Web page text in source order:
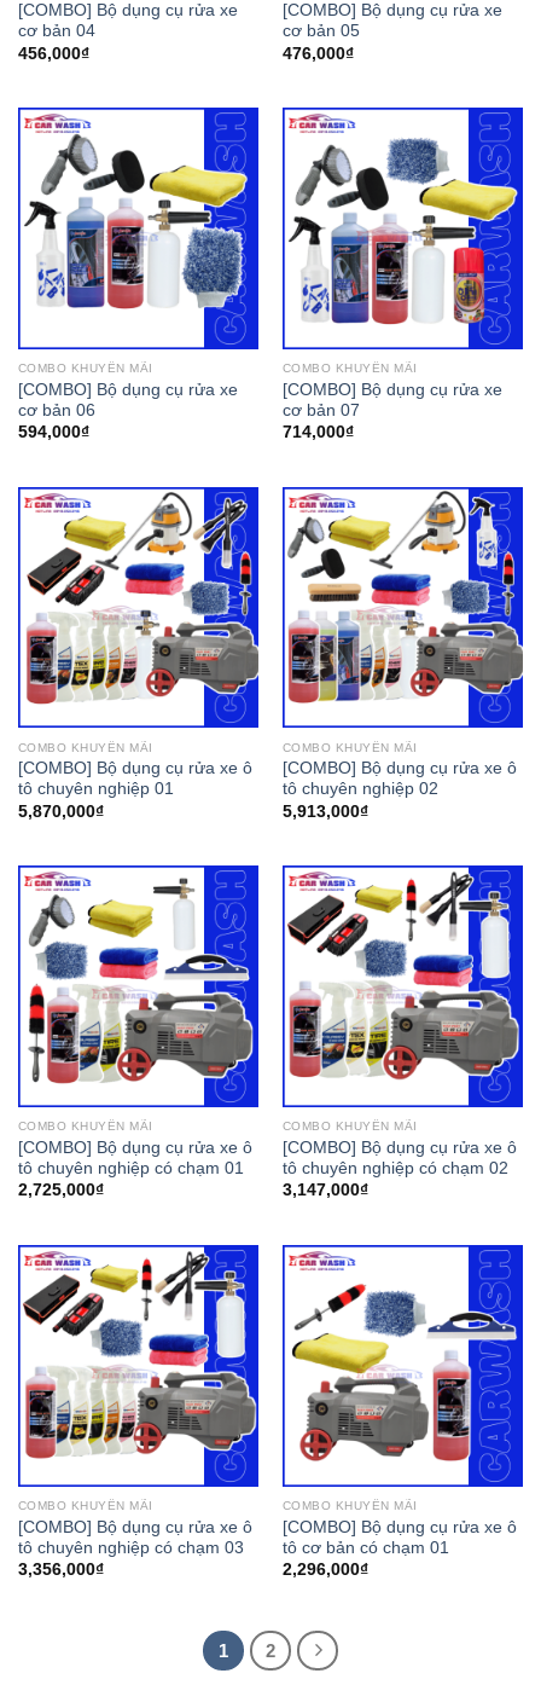
[COMBO] Bộ dụng cụ rửa xe
cơ bản 04
456,000₫
[COMBO] Bộ dụng cụ rửa xe
cơ bản 05
476,000₫
COMBO KHUYẾN MÃI
[COMBO] Bộ dụng cụ rửa xe
cơ bản 06
594,000₫
COMBO KHUYẾN MÃI
[COMBO] Bộ dụng cụ rửa xe
cơ bản 07
714,000₫
COMBO KHUYẾN MÃI
[COMBO] Bộ dụng cụ rửa xe ô
tô chuyên nghiệp 01
5,870,000₫
COMBO KHUYẾN MÃI
[COMBO] Bộ dụng cụ rửa xe ô
tô chuyên nghiệp 02
5,913,000₫
COMBO KHUYẾN MÃI
[COMBO] Bộ dụng cụ rửa xe ô
tô chuyên nghiệp có chạm 01
2,725,000₫
COMBO KHUYẾN MÃI
[COMBO] Bộ dụng cụ rửa xe ô
tô chuyên nghiệp có chạm 02
3,147,000₫
COMBO KHUYẾN MÃI
[COMBO] Bộ dụng cụ rửa xe ô
tô chuyên nghiệp có chạm 03
3,356,000₫
COMBO KHUYẾN MÃI
[COMBO] Bộ dụng cụ rửa xe ô
tô cơ bản có chạm 01
2,296,000₫
1 2